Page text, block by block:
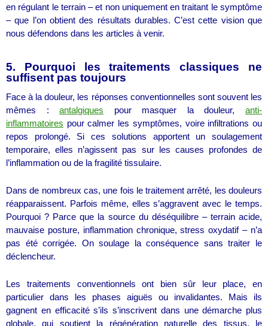
en régulant le terrain – et non uniquement en traitant le symptôme
– que l’on obtient des résultats durables. C’est cette vision que
nous défendons dans les articles à venir.
5. Pourquoi les traitements classiques ne
suffisent pas toujours
Face à la douleur, les réponses conventionnelles sont souvent les
mêmes :antalgiques pour masquer la douleur,anti-
inflammatoires pour calmer les symptômes, voire infiltrations ou
repos prolongé. Si ces solutions apportent un soulagement
temporaire, elles n’agissent pas sur les causes profondes de
l’inflammation ou de la fragilité tissulaire.
Dans de nombreux cas, une fois le traitement arrêté, les douleurs
réapparaissent. Parfois même, elles s’aggravent avec le temps.
Pourquoi ? Parce que la source du déséquilibre – terrain acide,
mauvaise posture, inflammation chronique, stress oxydatif – n’a
pas été corrigée. On soulage la conséquence sans traiter le
déclencheur.
Les traitements conventionnels ont bien sûr leur place, en
particulier dans les phases aiguës ou invalidantes. Mais ils
gagnent en efficacité s’ils s’inscrivent dans une démarche plus
globale, qui soutient la régénération naturelle des tissus, le